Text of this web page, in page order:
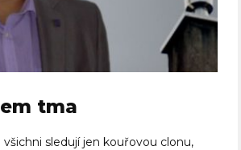
tma
všichni sledují jen kouřovou clonu,